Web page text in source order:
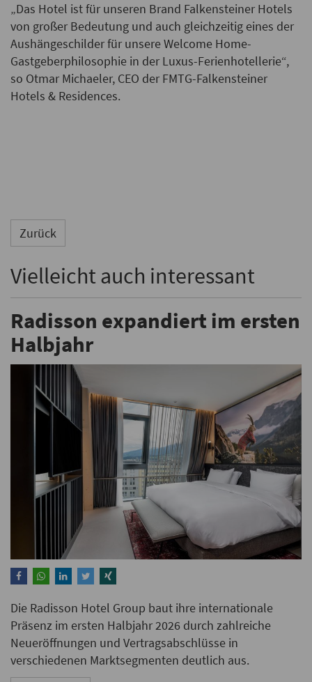
„Das Hotel ist für unseren Brand Falkensteiner Hotels
von großer Bedeutung und auch gleichzeitig eines der
Aushängeschilder für unsere Welcome Home-
Gastgeberphilosophie in der Luxus-Ferienhotellerie“,
so Otmar Michaeler, CEO der FMTG-Falkensteiner
Hotels & Residences.
Zurück
Vielleicht auch interessant
Radisson expandiert im ersten
Halbjahr
Die Radisson Hotel Group baut ihre internationale
Präsenz im ersten Halbjahr 2026 durch zahlreiche
Neueröffnungen und Vertragsabschlüsse in
verschiedenen Marktsegmenten deutlich aus.